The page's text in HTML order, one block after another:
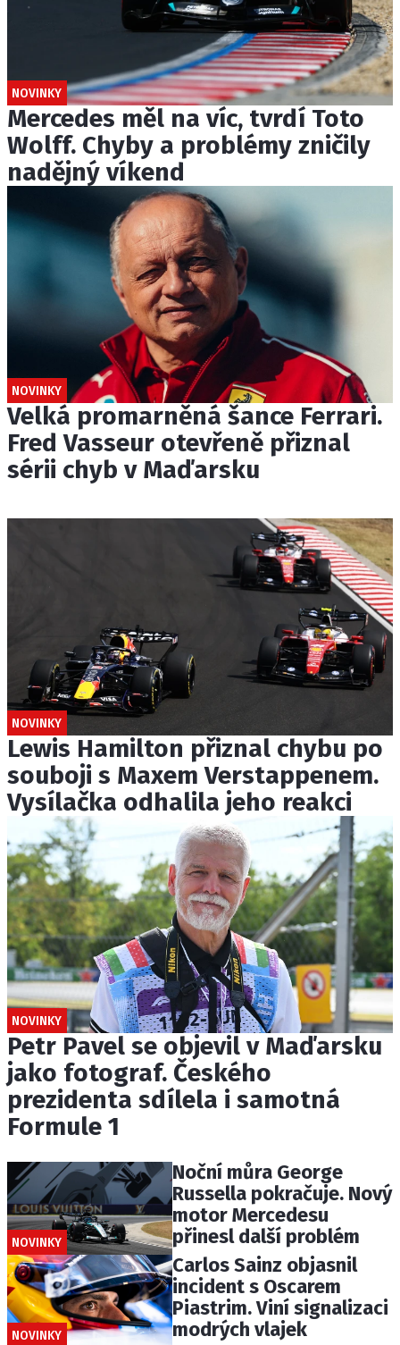
NOVINKY
Mercedes měl na víc, tvrdí Toto
Wolff. Chyby a problémy zničily
nadějný víkend
NOVINKY
Velká promarněná šance Ferrari.
Fred Vasseur otevřeně přiznal
sérii chyb v Maďarsku
NOVINKY
Lewis Hamilton přiznal chybu po
souboji s Maxem Verstappenem.
Vysílačka odhalila jeho reakci
NOVINKY
Petr Pavel se objevil v Maďarsku
jako fotograf. Českého
prezidenta sdílela i samotná
Formule 1
NOVINKY
Noční můra George
Russella pokračuje. Nový
motor Mercedesu
přinesl další problém
NOVINKY
Carlos Sainz objasnil
incident s Oscarem
Piastrim. Viní signalizaci
modrých vlajek